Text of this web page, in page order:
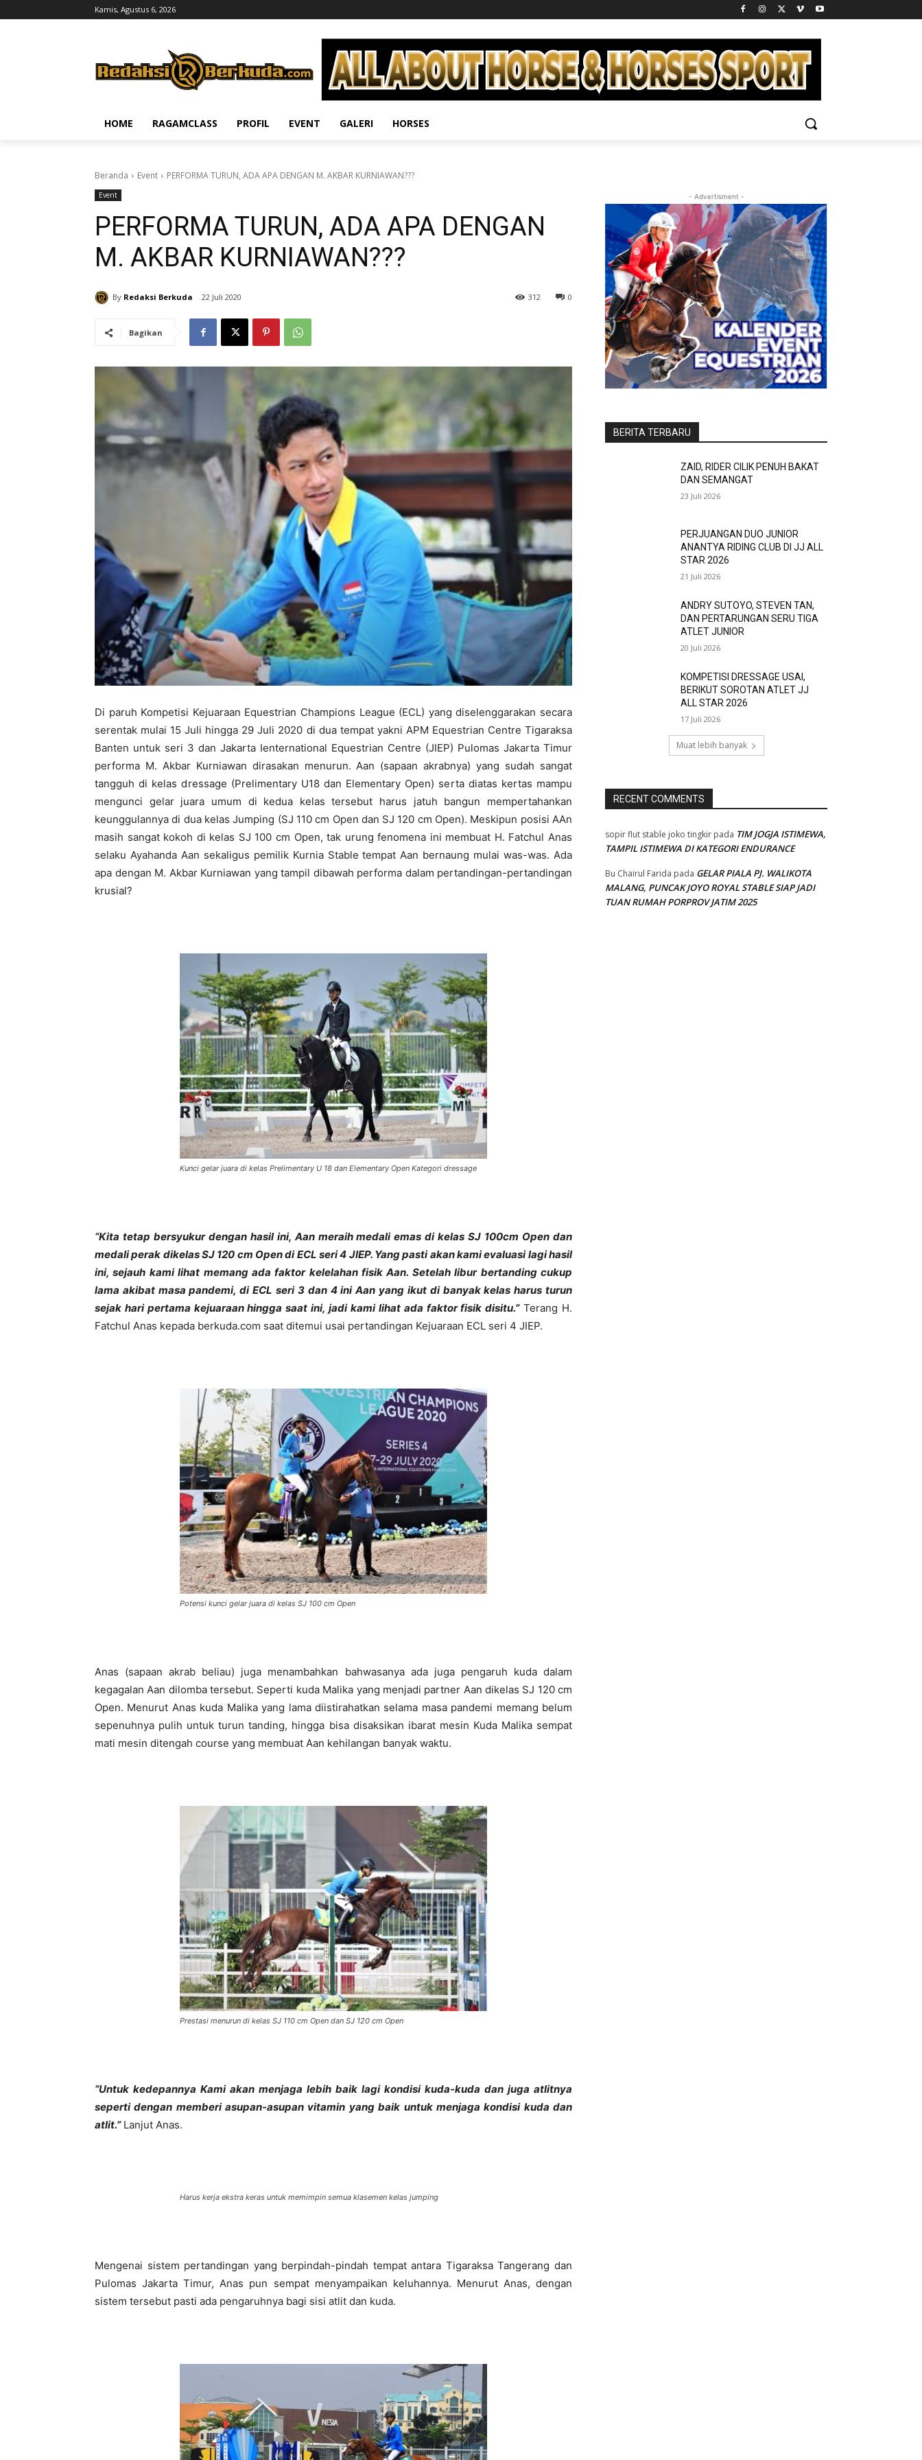
Kamis, Agustus 6, 2026
HOME RAGAMCLASS PROFIL EVENT GALERI HORSES
Beranda Event PERFORMA TURUN, ADA APA DENGAN M. AKBAR KURNIAWAN???
Event
PERFORMA TURUN, ADA APA DENGAN
M. AKBAR KURNIAWAN???
By Redaksi Berkuda 22 Juli 2020 0
312
Bagikan
Di paruh Kompetisi Kejuaraan Equestrian Champions League (ECL) yang diselenggarakan secara
serentak mulai 15 Juli hingga 29 Juli 2020 di dua tempat yakni APM Equestrian Centre Tigaraksa
Banten untuk seri 3 dan Jakarta Ienternational Equestrian Centre (JIEP) Pulomas Jakarta Timur
performa M. Akbar Kurniawan dirasakan menurun. Aan (sapaan akrabnya) yang sudah sangat
tangguh di kelas dressage (Prelimentary U18 dan Elementary Open) serta diatas kertas mampu
mengunci gelar juara umum di kedua kelas tersebut harus jatuh bangun mempertahankan
keunggulannya di dua kelas Jumping (SJ 110 cm Open dan SJ 120 cm Open). Meskipun posisi AAn
masih sangat kokoh di kelas SJ 100 cm Open, tak urung fenomena ini membuat H. Fatchul Anas
selaku Ayahanda Aan sekaligus pemilik Kurnia Stable tempat Aan bernaung mulai was-was. Ada
apa dengan M. Akbar Kurniawan yang tampil dibawah performa dalam pertandingan-pertandingan
krusial?
Kunci gelar juara di kelas Prelimentary U 18 dan Elementary Open Kategori dressage
“Kita tetap bersyukur dengan hasil ini, Aan meraih medali emas di kelas SJ 100cm Open dan
medali perak dikelas SJ 120 cm Open di ECL seri 4 JIEP. Yang pasti akan kami evaluasi lagi hasil
ini, sejauh kami lihat memang ada faktor kelelahan fisik Aan. Setelah libur bertanding cukup
lama akibat masa pandemi, di ECL seri 3 dan 4 ini Aan yang ikut di banyak kelas harus turun
sejak hari pertama kejuaraan hingga saat ini, jadi kami lihat ada faktor fisik disitu.”Terang H.
Fatchul Anas kepada berkuda.com saat ditemui usai pertandingan Kejuaraan ECL seri 4 JIEP.
Potensi kunci gelar juara di kelas SJ 100 cm Open
Anas (sapaan akrab beliau) juga menambahkan bahwasanya ada juga pengaruh kuda dalam
kegagalan Aan dilomba tersebut. Seperti kuda Malika yang menjadi partner Aan dikelas SJ 120 cm
Open. Menurut Anas kuda Malika yang lama diistirahatkan selama masa pandemi memang belum
sepenuhnya pulih untuk turun tanding, hingga bisa disaksikan ibarat mesin Kuda Malika sempat
mati mesin ditengah course yang membuat Aan kehilangan banyak waktu.
Prestasi menurun di kelas SJ 110 cm Open dan SJ 120 cm Open
“Untuk kedepannya Kami akan menjaga lebih baik lagi kondisi kuda-kuda dan juga atlitnya
seperti dengan memberi asupan-asupan vitamin yang baik untuk menjaga kondisi kuda dan
atlit.”Lanjut Anas.
Harus kerja ekstra keras untuk memimpin semua klasemen kelas jumping
Mengenai sistem pertandingan yang berpindah-pindah tempat antara Tigaraksa Tangerang dan
Pulomas Jakarta Timur, Anas pun sempat menyampaikan keluhannya. Menurut Anas, dengan
sistem tersebut pasti ada pengaruhnya bagi sisi atlit dan kuda.
- Advertisment -
BERITA TERBARU
ZAID, RIDER CILIK PENUH BAKAT
DAN SEMANGAT
23 Juli 2026
PERJUANGAN DUO JUNIOR
ANANTYA RIDING CLUB DI JJ ALL
STAR 2026
21 Juli 2026
ANDRY SUTOYO, STEVEN TAN,
DAN PERTARUNGAN SERU TIGA
ATLET JUNIOR
20 Juli 2026
KOMPETISI DRESSAGE USAI,
BERIKUT SOROTAN ATLET JJ
ALL STAR 2026
17 Juli 2026
Muat lebih banyak
RECENT COMMENTS
sopir flut stable joko tingkir pada TIM JOGJA ISTIMEWA,
TAMPIL ISTIMEWA DI KATEGORI ENDURANCE
Bu Chairul Farida pada GELAR PIALA PJ. WALIKOTA
MALANG, PUNCAK JOYO ROYAL STABLE SIAP JADI
TUAN RUMAH PORPROV JATIM 2025